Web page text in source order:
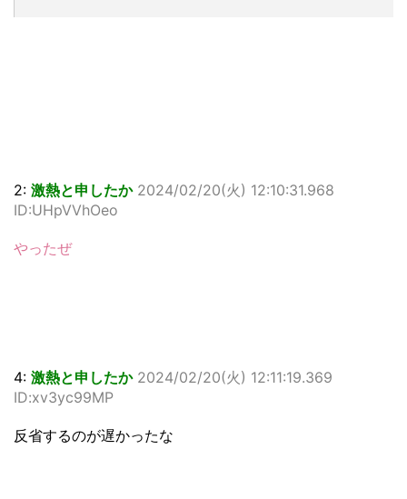
2: 激熱と申したか 2024/02/20(火) 12:10:31.968
ID:UHpVVhOeo
やったぜ
4: 激熱と申したか 2024/02/20(火) 12:11:19.369
ID:xv3yc99MP
反省するのが遅かったな